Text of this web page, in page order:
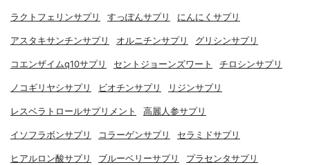
ラクトフェリンサプリ すっぽんサプリ にんにくサプリ
アスタキサンチンサプリ オルニチンサプリ グリシンサプリ
コエンザイムq10サプリ セントジョーンズワート チロシンサプリ
ノコギリヤシサプリ ビオチンサプリ リジンサプリ
レスベラトロールサプリメント 高麗人参サプリ
イソフラボンサプリ コラーゲンサプリ セラミドサプリ
ヒアルロン酸サプリ ブルーベリーサプリ プラセンタサプリ